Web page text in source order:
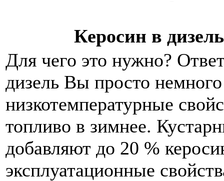
Керосин в
Для чего это нужно?
дизель Вы просто
низкотемпературные
топливо в зимнее.
добавляют до 20 %
эксплуатационные